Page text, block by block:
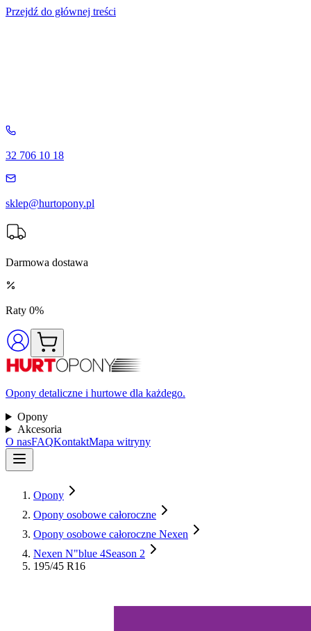
Przejdź do głównej treści
32 706 10 18
sklep@hurtopony.pl
Darmowa dostawa
Raty 0%
Opony detaliczne i hurtowe dla każdego.
Opony
Akcesoria
O nasFAQKontaktMapa witryny
Opony
Opony osobowe całoroczne
Opony osobowe całoroczne Nexen
Nexen N"blue 4Season 2
195/45 R16